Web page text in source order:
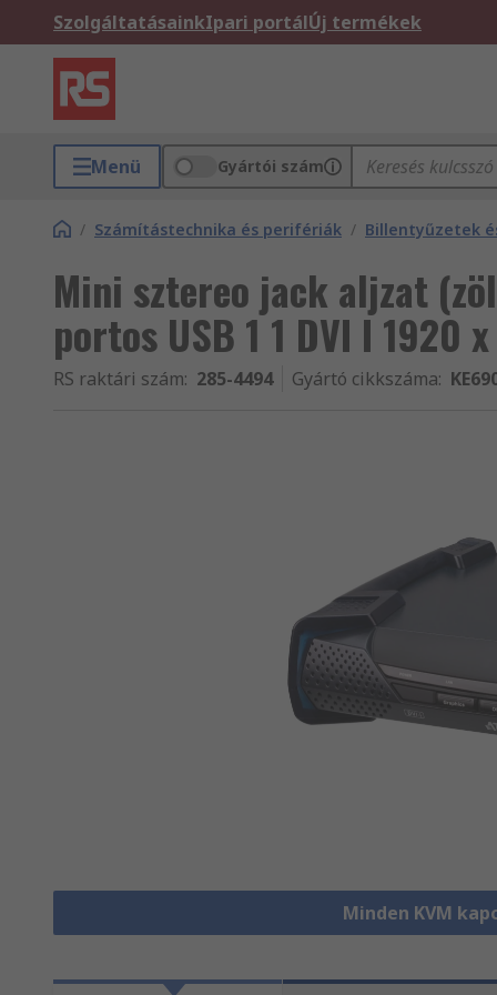
SzolgáltatásainkIpari portálÚj termékek
Menü Gyártói szám
/ Számítástechnika és perifériák / Billentyűzetek
Mini sztereo jack aljzat
portos USB 1 1 DVI I 1920
RS raktári szám: 285-4494 Gyártó cikkszáma:
Minden KVM